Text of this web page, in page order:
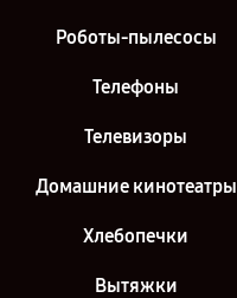
Роботы-пылесосы
Телефоны
Телевизоры
Домашние кинотеатры
Хлебопечки
Вытяжки